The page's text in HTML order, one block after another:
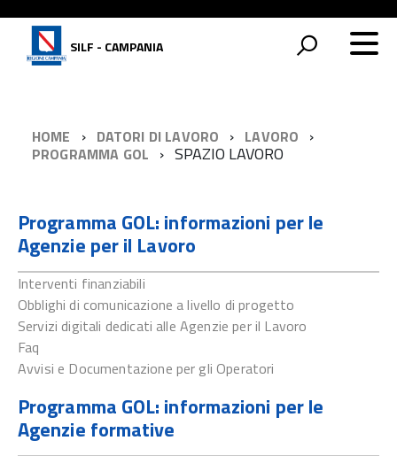
SILF - CAMPANIA
HOME DATORI DI LAVORO
LAVORO
PROGRAMMA GOL
SPAZIO LAVORO
Programma GOL: informazioni per le
Agenzie per il Lavoro
Interventi finanziabili
Obblighi di comunicazione a livello di progetto
Servizi digitali dedicati alle Agenzie per il Lavoro
Faq
Avvisi e Documentazione per gli Operatori
Programma GOL: informazioni per le
Agenzie formative